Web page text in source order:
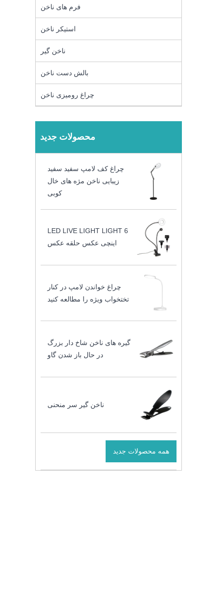
فرم های ناخن
استیکر ناخن
ناخن گیر
بالش دست ناخن
چراغ رومیزی ناخن
محصولات جدید
چراغ کف لامپ سفید سفید
زیبایی ناخن مژه های خال
کوبی
LED LIVE LIGHT LIGHT 6
اینچی عکس حلقه عکس
چراغ خواندن لامپ در کنار
تختخواب ویژه را مطالعه کنید
گیره های ناخن شاخ دار بزرگ
در حال باز شدن گاو
ناخن گیر سر منحنی
همه محصولات جدید